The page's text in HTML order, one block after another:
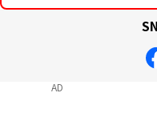
AD